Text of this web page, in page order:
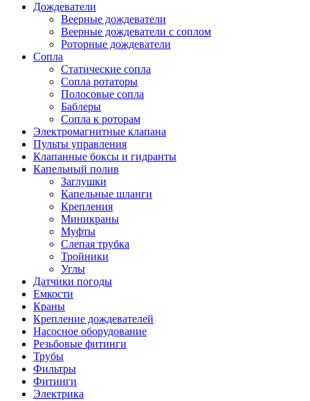
Дождеватели
Веерные дождеватели
Веерные дождеватели с соплом
Роторные дождеватели
Сопла
Статические сопла
Сопла ротаторы
Полосовые сопла
Баблеры
Сопла к роторам
Электромагнитные клапана
Пульты управления
Клапанные боксы и гидранты
Капельный полив
Заглушки
Капельные шланги
Крепления
Миникраны
Муфты
Слепая трубка
Тройники
Углы
Датчики погоды
Емкости
Краны
Крепление дождевателей
Насосное оборудование
Резьбовые фитинги
Трубы
Фильтры
Фитинги
Электрика